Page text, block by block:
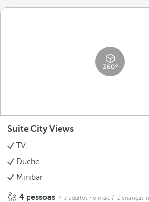
Suite City Views
TV
Duche
Minibar
4 pessoas 3 adultos no máx. / 2 crianças